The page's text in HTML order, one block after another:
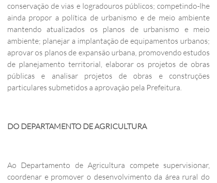
conservação de vias e logradouros públicos; competindo-lhe
ainda propor a política de urbanismo e de meio ambiente
mantendo atualizados os planos de urbanismo e meio
ambiente; planejar a implantação de equipamentos urbanos;
aprovar os planos de expansão urbana, promovendo estudos
de planejamento territorial, elaborar os projetos de obras
públicas e analisar projetos de obras e construções
particulares submetidos a aprovação pela Prefeitura.
DO DEPARTAMENTO DE AGRICULTURA
Ao Departamento de Agricultura compete supervisionar,
coordenar e promover o desenvolvimento da área rural do